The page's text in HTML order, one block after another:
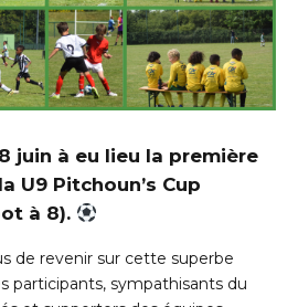
juin à eu lieu la première
U9 Pitchoun’s Cup
à 8).
de revenir sur cette superbe
participants, sympathisants du